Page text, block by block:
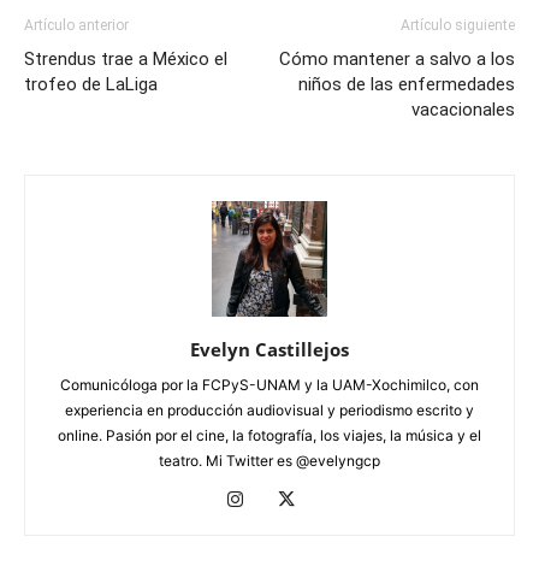
Artículo anterior
Strendus trae a México el
trofeo de LaLiga
Artículo siguiente
Cómo mantener a salvo a los
niños de las enfermedades
vacacionales
Evelyn Castillejos
Comunicóloga por la FCPyS-UNAM y la UAM-Xochimilco, con
experiencia en producción audiovisual y periodismo escrito y
online. Pasión por el cine, la fotografía, los viajes, la música y el
teatro. Mi Twitter es @evelyngcp